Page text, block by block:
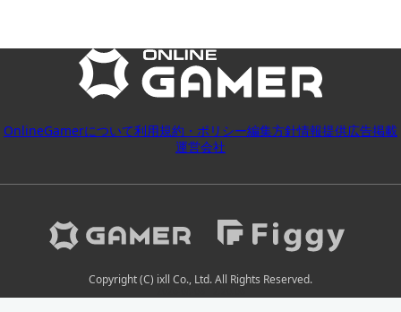
OnlineGamerについて利用規約・ポリシー編集方針情報提供広告掲載
運営会社
Copyright (C) ixll Co., Ltd. All Rights Reserved.